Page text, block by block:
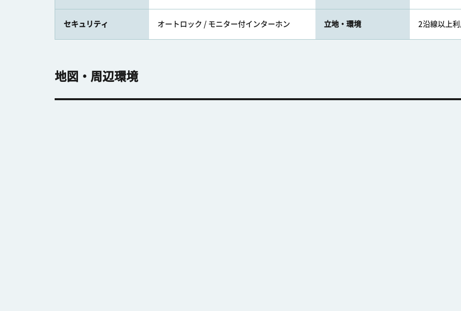
セキュリティ オートロック / モニター付インターホン 立地・環境 2沿線以上
地図・周辺環境